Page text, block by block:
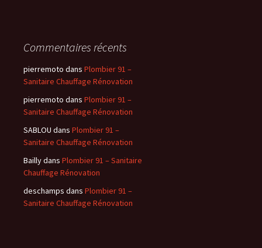
Commentaires récents
pierremoto dans Plombier 91 –
Sanitaire Chauffage Rénovation
pierremoto dans Plombier 91 –
Sanitaire Chauffage Rénovation
SABLOU dans Plombier 91 –
Sanitaire Chauffage Rénovation
Baillydans Plombier 91 – Sanitaire
Chauffage Rénovation
deschamps dans Plombier 91 –
Sanitaire Chauffage Rénovation